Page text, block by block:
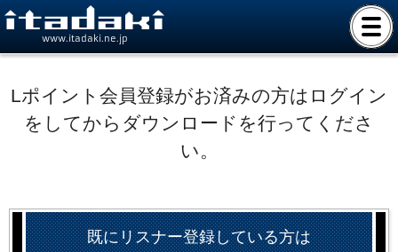
www.itadaki.ne.jp
Lポイント会員登録がお済みの方はログイン
をしてからダウンロードを行ってくださ
い。
既にリスナー登録している方は